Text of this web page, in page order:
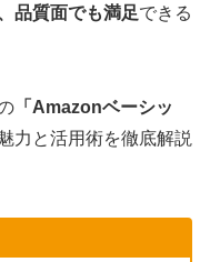
品質面でも満足できる
「Amazonベーシッ
力と活用術を徹底解説